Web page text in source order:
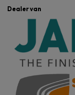
Dealer van